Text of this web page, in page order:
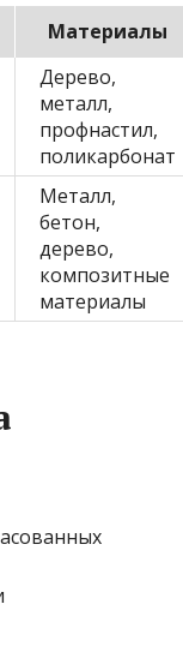
Материалы
Дерево,
металл,
профнастил,
поликарбонат
Металл,
бетон,
дерево,
композитные
материалы